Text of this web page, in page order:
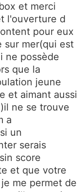
et merci
l'ouverture d
pour eux
sur mer(qui est
ne possède
que la
jeune
et aimant aussi
ne se trouve
a
un
serais
score
et que votre
me permet de